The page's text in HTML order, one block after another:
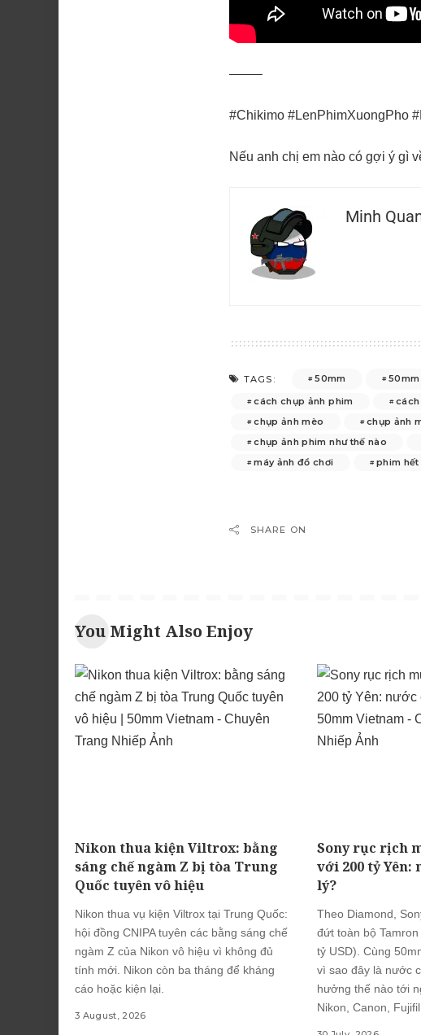
——–
#Chikimo #LenPhimXuongPho
Nếu anh chị em nào có gợi ý gì
Minh
TAGS: 50mm
cách chụp ảnh phim
chụp ảnh mèo
chụp ảnh
chụp ảnh phim như thế nào
máy ảnh đồ chơi
phim hết
SHARE ON
You Might Also Enjoy
Nikon thua kiện Viltrox: bằng
sáng chế ngàm Z bị tòa Trung
Quốc tuyên vô hiệu
Nikon thua vụ kiện Viltrox tại Trung Quốc:
hội đồng CNIPA tuyên các bằng sáng chế
ngàm Z của Nikon vô hiệu vì không đủ
tính mới. Nikon còn ba tháng để kháng
cáo hoặc kiện lại.
3 August, 2026
Sony rục rịch
với 200 tỷ Yên:
lý?
Theo Diamond,
đứt toàn bộ
tỷ USD). Cùng
vì sao đây là nước
hưởng thế nào tới
Nikon, Canon,